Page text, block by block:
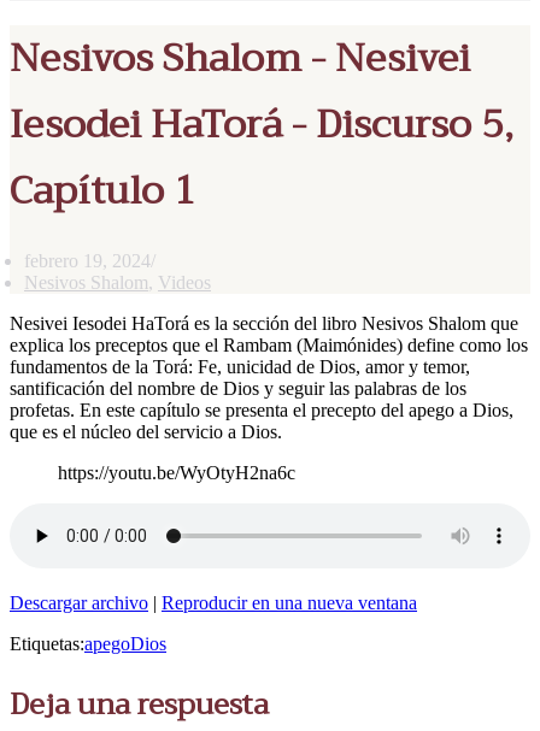
Nesivos Shalom - Nesivei
Iesodei HaTorá - Discurso 5,
Capítulo 1
febrero 19, 2024
Nesivos Shalom, Videos
Nesivei Iesodei HaTorá es la sección del libro Nesivos Shalom que
explica los preceptos que el Rambam (Maimónides) define como los
fundamentos de la Torá: Fe, unicidad de Dios, amor y temor,
santificación del nombre de Dios y seguir las palabras de los
profetas. En este capítulo se presenta el precepto del apego a Dios,
que es el núcleo del servicio a Dios.
https://youtu.be/WyOtyH2na6c
Descargar archivo | Reproducir en una nueva ventana
Etiquetas:apegoDios
Deja una respuesta